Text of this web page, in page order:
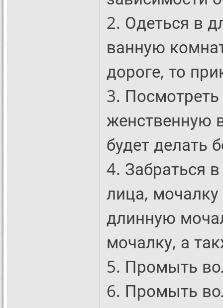
2. Одеться в
ванную
дороге, то
3.
женственную
будет делать
4. Забраться
лица,
длинную
мочалку, а
5. Промыть
6. Промыть